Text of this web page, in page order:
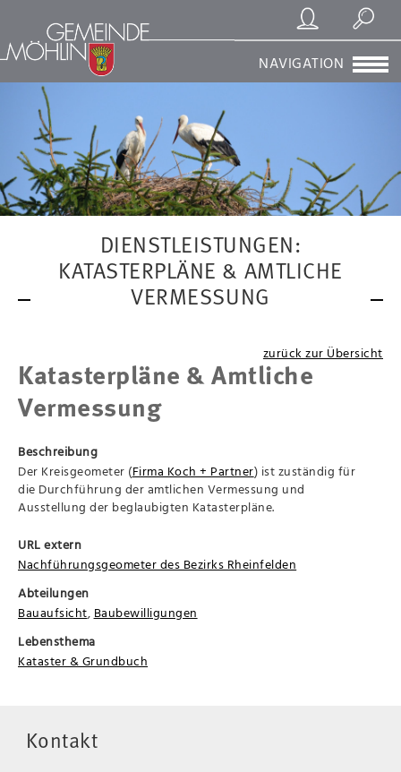
Registrierung/Login
Suchen
NAVIGATION
DIENSTLEISTUNGEN:
KATASTERPLÄNE & AMTLICHE
VERMESSUNG
zurück zur Übersicht
Katasterpläne & Amtliche
Vermessung
Beschreibung
Der Kreisgeometer (Firma Koch + Partner) ist zuständig für
die Durchführung der amtlichen Vermessung und
Ausstellung der beglaubigten Katasterpläne.
URL extern
Nachführungsgeometer des Bezirks Rheinfelden
Abteilungen
Bauaufsicht, Baubewilligungen
Lebensthema
Kataster & Grundbuch
Kontakt